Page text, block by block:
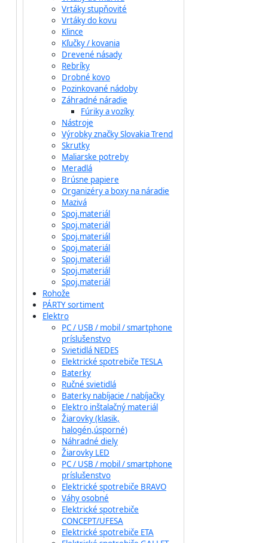
Vrtáky stupňovité
Vrtáky do kovu
Klince
Kľučky / kovania
Drevené násady
Rebríky
Drobné kovo
Pozinkované nádoby
Záhradné náradie
Fúriky a vozíky
Nástroje
Výrobky značky Slovakia Trend
Skrutky
Maliarske potreby
Meradlá
Brúsne papiere
Organizéry a boxy na náradie
Mazivá
Spoj.materiál
Spoj.materiál
Spoj.materiál
Spoj.materiál
Spoj.materiál
Spoj.materiál
Spoj.materiál
Rohože
PÁRTY sortiment
Elektro
PC / USB / mobil / smartphone
príslušenstvo
Svietidlá NEDES
Elektrické spotrebiče TESLA
Baterky
Ručné svietidlá
Baterky nabíjacie / nabíjačky
Elektro inštalačný materiál
Žiarovky (klasik,
halogén,úsporné)
Náhradné diely
Žiarovky LED
PC / USB / mobil / smartphone
príslušenstvo
Elektrické spotrebiče BRAVO
Váhy osobné
Elektrické spotrebiče
CONCEPT/UFESA
Elektrické spotrebiče ETA